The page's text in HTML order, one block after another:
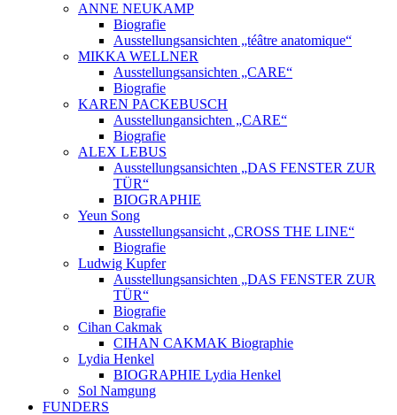
ANNE NEUKAMP
Biografie
Ausstellungsansichten „téâtre anatomique“
MIKKA WELLNER
Ausstellungsansichten „CARE“
Biografie
KAREN PACKEBUSCH
Ausstellungansichten „CARE“
Biografie
ALEX LEBUS
Ausstellungsansichten „DAS FENSTER ZUR
TÜR“
BIOGRAPHIE
Yeun Song
Ausstellungsansicht „CROSS THE LINE“
Biografie
Ludwig Kupfer
Ausstellungsansichten „DAS FENSTER ZUR
TÜR“
Biografie
Cihan Cakmak
CIHAN CAKMAK Biographie
Lydia Henkel
BIOGRAPHIE Lydia Henkel
Sol Namgung
FUNDERS